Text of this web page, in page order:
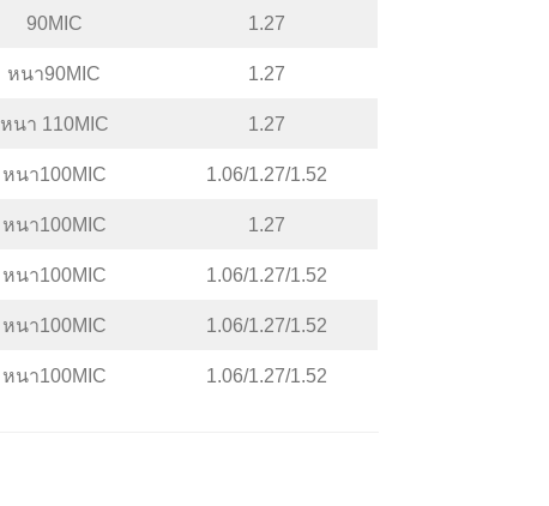
90MIC 1.27
หนา90MIC 1.27
หนา 110MIC 1.27
หนา100MIC 1.06/1.27/1.52
หนา100MIC 1.27
หนา100MIC 1.06/1.27/1.52
หนา100MIC 1.06/1.27/1.52
หนา100MIC 1.06/1.27/1.52